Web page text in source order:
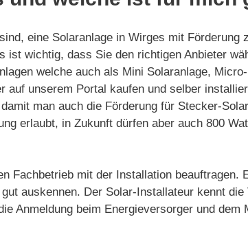
eine Solaranlage in Wirges mit
ist wichtig, dass Sie den richtigen Anbieter
welche auch als Mini Solaranlage,
auf unserem Portal kaufen und selber
man auch die Förderung für Stecker-
erlaubt, in Zukunft dürfen aber auch 800
Fachbetrieb mit der Installation beauftragen.
auskennen. Der Solar-Installateur kennt
Anmeldung beim Energieversorger und